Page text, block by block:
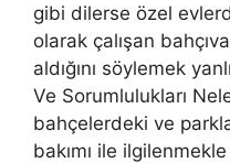
gibi dilerse özel
olarak çalışan
aldığını söylemek
Ve Sorumlulukları
bahçelerdeki ve
bakımı ile